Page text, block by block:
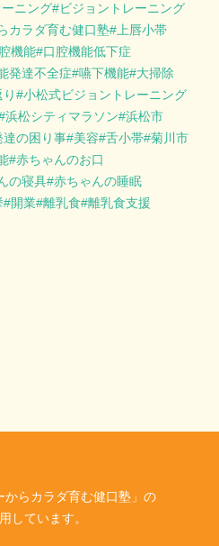
ニング
ビジョントレーニング
カラダ育む健口塾
上唇小帯
機能 口腔機能低下症
発達不全症 嚥下機能 大掃除
小松式ビジョントレーニング
浜松シティマラソン 浜松市
達の困り事 美容 舌小帯 菊川市
赤ちゃんのお口
の寝具 赤ちゃんの睡眠
開業 離乳食 離乳食支援
からカラダ育む健口塾」の
しています。